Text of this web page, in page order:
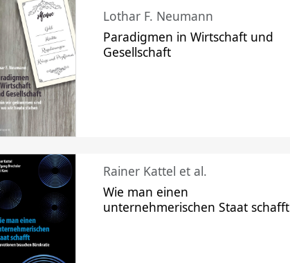
Lothar F. Neumann
Paradigmen in Wirtschaft und
Gesellschaft
Rainer Kattel et al.
Wie man einen
unternehmerischen Staat schafft